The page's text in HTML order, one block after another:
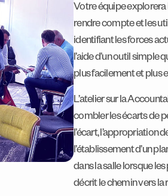
Votre équipe explorera
rendre compte et les
identifiant les forces
l’aide d’un outil simple
plus facilement et plus
L’atelier sur la
combler les écarts de
l’écart, l’appropriation
l’établissement d’un
dans la salle lorsque
décrit le chemin vers la